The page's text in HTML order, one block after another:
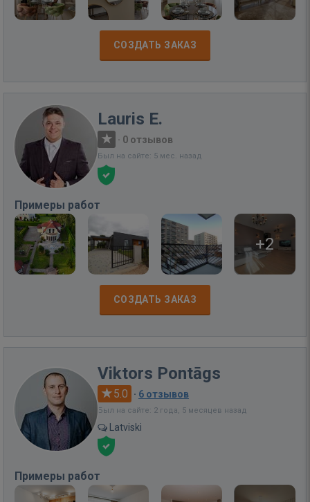
СОЗДАТЬ ЗАКАЗ
Lauris E.
· 0 отзывов
Был на сайте: 5 мес. назад
Примеры работ
+2
СОЗДАТЬ ЗАКАЗ
Viktors Pontāgs
5.0 · 6 отзывов
Был на сайте: 2 года, 5 месяцев назад
Latviski
Примеры работ